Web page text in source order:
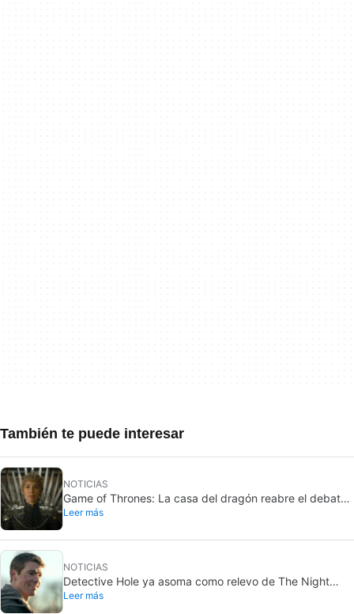
También te puede interesar
NOTICIAS
Game of Thrones: La casa del dragón reabre el debate
sobre la casa más poderosa de Poniente
Leer más
NOTICIAS
Detective Hole ya asoma como relevo de The Night
Agent en Netflix
Leer más